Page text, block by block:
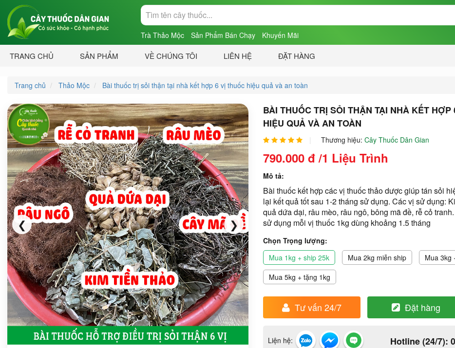
Trà Thảo Mộc Sản Phẩm Bán Chạy Khuyến Mãi
TRANG CHỦ SẢN PHẨM VỀ CHÚNG TÔI LIÊN HỆ ĐẶT HÀNG
Trang chủ Thảo Mộc Bài thuốc trị sỏi thận tại nhà kết hợp 6 vị thuốc hiệu quả và an toàn
❮ ❯
BÀI THUỐC TRỊ SỎI THẬN TẠI NHÀ KẾT HỢP
HIỆU QUẢ VÀ AN TOÀN
Thương hiệu: Cây Thuốc Dân Gian
790.000 đ /1 Liệu Trình
Mô tả:
Bài thuốc kết hợp các vị thuốc thảo dược giúp tán sỏi
lại kết quả tốt sau 1-2 tháng sử dụng. Các vị sử dụng:
quả dứa dại, râu mèo, râu ngô, bông mã đề, rễ cỏ
sử dụng mỗi vị thuốc 1kg dùng khoảng 1.5 tháng
Chọn Trọng lượng:
Mua 1kg + ship 25k
Mua 2kg miễn ship
Mua 3kg
Mua 5kg + tặng 1kg
Tư vấn 24/7 Đặt hàng
Liện hệ: Hotline (24/7):